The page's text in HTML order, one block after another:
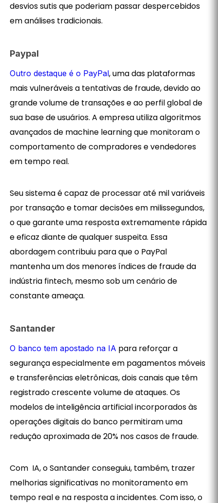
desvios sutis que poderiam passar despercebidos
em análises tradicionais.
Paypal
Outro destaque é o PayPal, uma das plataformas
mais vulneráveis a tentativas de fraude, devido ao
grande volume de transações e ao perfil global de
sua base de usuários. A empresa utiliza algoritmos
avançados de machine learning que monitoram o
comportamento de compradores e vendedores
em tempo real.
Seu sistema é capaz de processar até mil variáveis
por transação e tomar decisões em milissegundos,
o que garante uma resposta extremamente rápida
e eficaz diante de qualquer suspeita. Essa
abordagem contribuiu para que o PayPal
mantenha um dos menores índices de fraude da
indústria fintech, mesmo sob um cenário de
constante ameaça.
Santander
O banco tem apostado na IA para reforçar a
segurança especialmente em pagamentos móveis
e transferências eletrônicas, dois canais que têm
registrado crescente volume de ataques. Os
modelos de inteligência artificial incorporados às
operações digitais do banco permitiram uma
redução aproximada de 20% nos casos de fraude.
Com IA, o Santander conseguiu, também, trazer
melhorias significativas no monitoramento em
tempo real e na resposta a incidentes. Com isso, o